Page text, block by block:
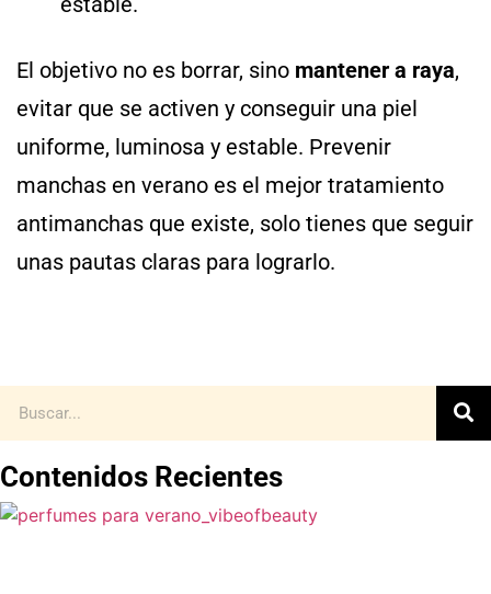
El objetivo no es borrar, sino mantener a raya,
evitar que se activen y conseguir una piel
uniforme, luminosa y estable. Prevenir
manchas en verano es el mejor tratamiento
antimanchas que existe, solo tienes que seguir
unas pautas claras para lograrlo.
Contenidos Recientes